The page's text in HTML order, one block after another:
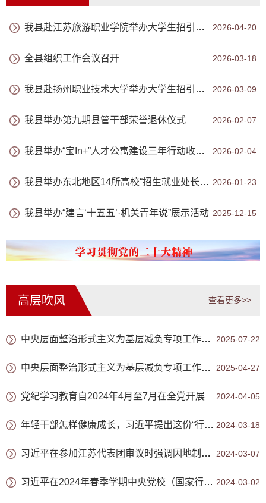
2026-04-20
我县赴江苏旅游职业学院举办大学生招引协作工作推进会
2026-03-18
全县组织工作会议召开
2026-03-09
我县赴扬州职业技术大学举办大学生招引协作工作推进会
2026-02-07
我县举办第九期县管干部荣誉退休仪式
2026-02-04
我县举办“宝In+”人才公寓建设三年行动收官暨2025年建设项目启用活动
2026-01-23
我县举办东北地区14所高校“招生就业处长宝应行”活动
2025-12-15
我县举办“建言‘十五五’·机关青年说”展示活动
高层吹风 查看更多>>
2025-07-22
中央层面整治形式主义为基层减负专项工作机制办公室、中央纪委办公厅公开通报3起整治形式主义为基层减负典型问题
2025-04-27
中央层面整治形式主义为基层减负专项工作机制办公室、中央纪委办公厅公开通报3起整治形式主义为基层减负典型问题
2024-04-05
党纪学习教育自2024年4月至7月在全党开展
2024-03-18
年轻干部怎样健康成长，习近平提出这份“行动指南”
2024-03-07
习近平在参加江苏代表团审议时强调因地制宜发展新质生产力
2024-03-02
习近平在2024年春季学期中央党校（国家行政学院）中青年干部培训班开班之际作出重要指示